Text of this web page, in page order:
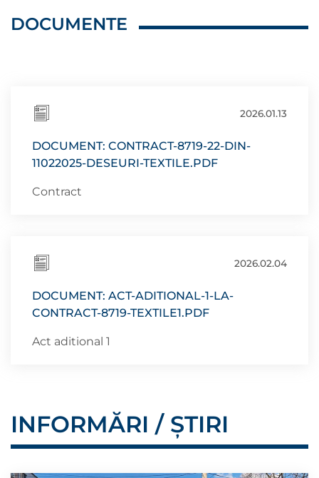
DOCUMENTE
2026.01.13
DOCUMENT: CONTRACT-8719-22-DIN-
11022025-DESEURI-TEXTILE.PDF
Contract
2026.02.04
DOCUMENT: ACT-ADITIONAL-1-LA-
CONTRACT-8719-TEXTILE1.PDF
Act aditional 1
INFORMĂRI / ȘTIRI